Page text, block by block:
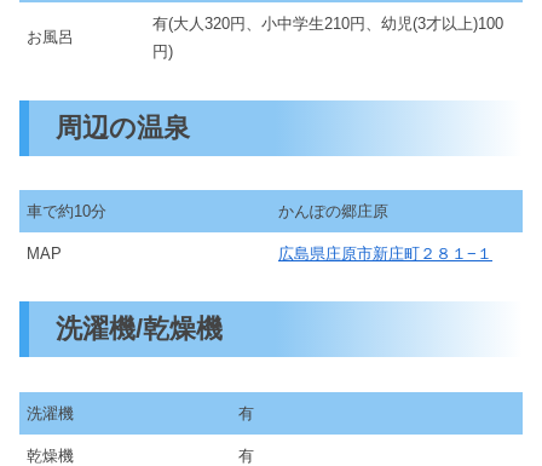
お風呂
有(大人320円、小中学生210円、幼児(3才以上)100
円)
周辺の温泉
車で約10分 かんぽの郷庄原
MAP 広島県庄原市新庄町２８１−１
洗濯機/乾燥機
洗濯機 有
乾燥機 有